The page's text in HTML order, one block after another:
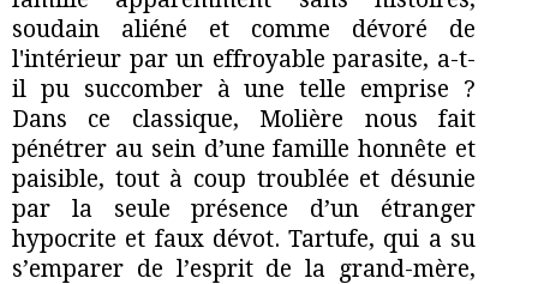
soudain aliéné et comme dévoré de
l'intérieur par un effroyable parasite, a-t-
il pu succomber à une telle emprise ?
Dans ce classique, Molière nous fait
pénétrer au sein d’une famille honnête et
paisible, tout à coup troublée et désunie
par la seule présence d’un étranger
hypocrite et faux dévot. Tartufe, qui a su
s’emparer de l’esprit de la grand-mère,